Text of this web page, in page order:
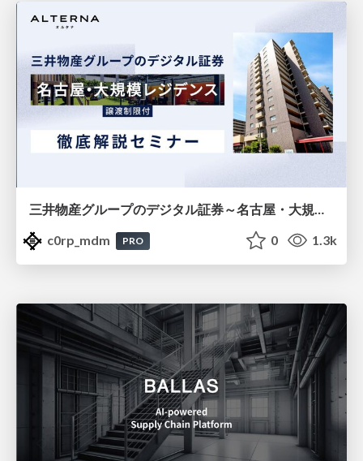
三井物産グループのデジタル証券～名古屋・大規模レジデンス～徹底解説セミナー
c0rp_mdm
PRO 0 1.3k